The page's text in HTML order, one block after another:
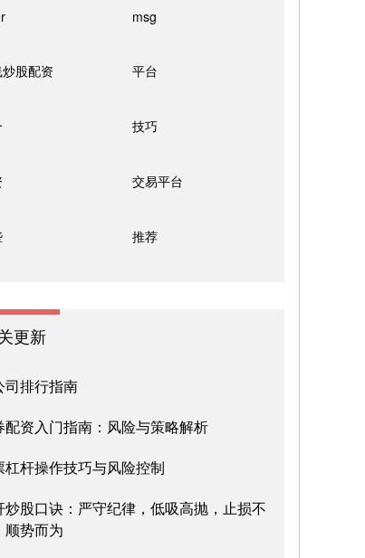
msg
股配资 平台
技巧
交易平台
推荐
更新
司排行指南
配资入门指南：风险与策略解析
杠杆操作技巧与风险控制
炒股口诀：严守纪律，低吸高抛，止损不
顺势而为